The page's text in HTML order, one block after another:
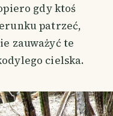
gdy ktoś
patrzeć,
zauważyć te
cielska.